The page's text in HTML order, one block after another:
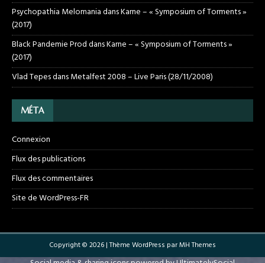
Psychopathia MelomaniadansKarne – « Symposium of Torments »
(2017)
Black Pandemie ProddansKarne – « Symposium of Torments »
(2017)
Vlad TepesdansMetalfest 2008 – Live Paris (28/11/2008)
MÉTA
Connexion
Flux des publications
Flux des commentaires
Site de WordPress-FR
Copyright © 2026 | Thème WordPress parMH Themes